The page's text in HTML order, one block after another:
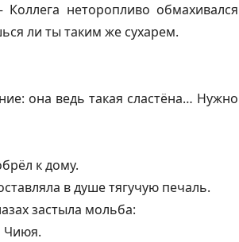
неторопливо обмахивался
ли ты таким же сухарем.
она ведь такая сластёна… Нужно
к дому.
в душе тягучую печаль.
застыла мольба:
Чиюя.